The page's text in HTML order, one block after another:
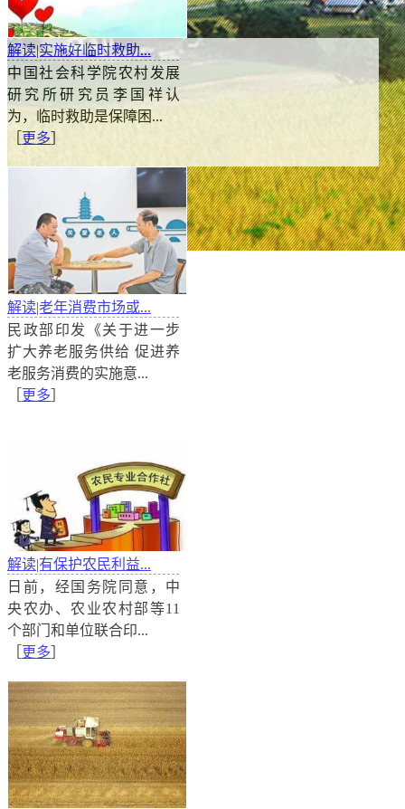
《十九届四中全会公报》解读：完善覆盖全民的社会保
十九届四中全会公报提出，完善覆盖全民的社会保障
则，健全统筹城乡、可持续的基本养老保险制度、基本
高保障水平。加快建立基本养老保险全国统筹制度。加
异地就医结算制度，规范社保基金管理，发展商业保险。
解读|实施好临时救助...
中国社会科学院农村发展
研究所研究员李国祥认
为，临时救助是保障困...
［ 更多］
解读|老年消费市场或...
民政部印发《关于进一步
扩大养老服务供给 促进养
老服务消费的实施意...
更多
解读|有保护农民利益...
日前，经国务院同意，中
央农办、农业农村部等11
个部门和单位联合印...
更多